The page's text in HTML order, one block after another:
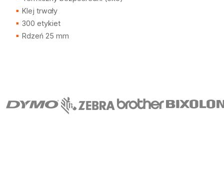
Klej trwały
300 etykiet
Rdzeń 25 mm